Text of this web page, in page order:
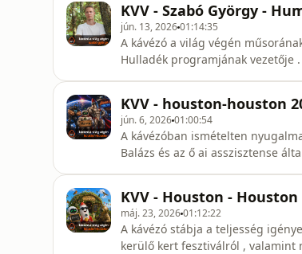
érkezik a super el nino 2026 ...ke
KVV - Szabó György -
jún. 13, 202601:14:35
A kávézó a világ végén műsorának
Hulladék programjának vezetője .
KVV - houston-houston
jún. 6, 202601:00:54
A kávézóban ismételten
Balázs és az ő ai asszisztense
kitekintés napelem és
KVV - Houston - Houston
máj. 23, 202601:12:22
A kávézó stábja a teljesség
kerülő kert fesztiválról , valamint